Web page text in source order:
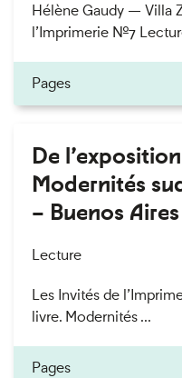
Hélène Gaudy — Villa
l’Imprimerie n°7
Pages
De
Modernités
– Buenos
Lecture
Les Invités de
livre. Modernités ...
Pages